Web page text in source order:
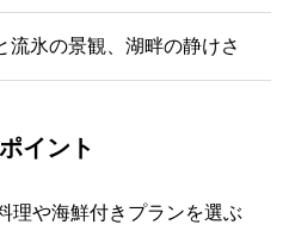
流氷の景観、湖畔の静けさ
イント
理や海鮮付きプランを選ぶ